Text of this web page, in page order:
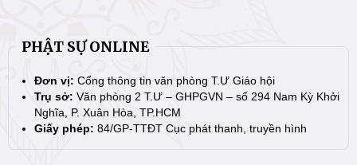
PHẬT SỰ ONLINE
Đơn vị: Cổng thông tin văn phòng T.Ư Giáo hội
Trụ sở: Văn phòng 2 T.Ư – GHPGVN – số 294 Nam Kỳ Khởi
Nghĩa, P. Xuân Hòa, TP.HCM
Giấy phép: 84/GP-TTĐT Cục phát thanh, truyền hình